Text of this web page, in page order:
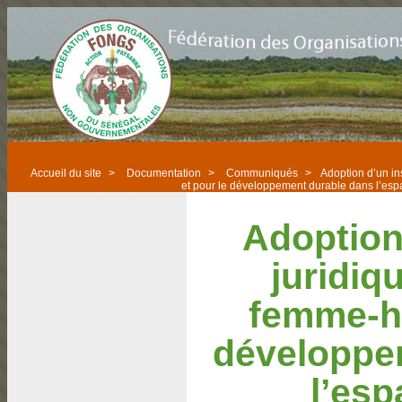
Accueil du site > Documentation > Communiqués >
Adoption d’un
et pour le développement durable dans
femme-